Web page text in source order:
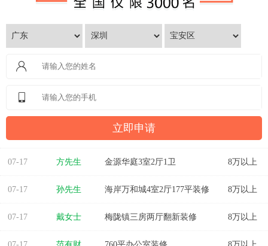
07-17 方先生 金源华庭3室2厅1卫 8万以上
07-17 孙先生 海岸万和城4室2厅177平装修 8万以上
07-17 戴女士 梅陇镇三房两厅翻新装修 8万以上
07-17 范有财 760平办公室装修 8万以上